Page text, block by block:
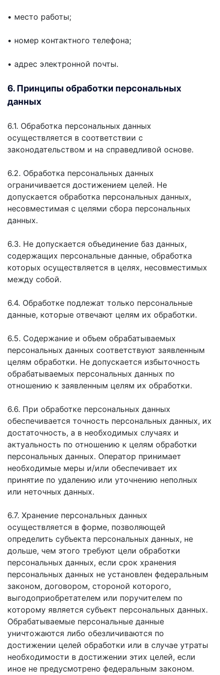
• место работы;
• номер контактного телефона;
• адрес электронной почты.
6. Принципы обработки персональных
данных
6.1. Обработка персональных данных
осуществляется в соответствии с
законодательством и на справедливой основе.
6.2. Обработка персональных данных
ограничивается достижением целей. Не
допускается обработка персональных данных,
несовместимая с целями сбора персональных
данных.
6.3. Не допускается объединение баз данных,
содержащих персональные данные, обработка
которых осуществляется в целях, несовместимых
между собой.
6.4. Обработке подлежат только персональные
данные, которые отвечают целям их обработки.
6.5. Содержание и объем обрабатываемых
персональных данных соответствуют заявленным
целям обработки. Не допускается избыточность
обрабатываемых персональных данных по
отношению к заявленным целям их обработки.
6.6. При обработке персональных данных
обеспечивается точность персональных данных, их
достаточность, а в необходимых случаях и
актуальность по отношению к целям обработки
персональных данных. Оператор принимает
необходимые меры и/или обеспечивает их
принятие по удалению или уточнению неполных
или неточных данных.
6.7. Хранение персональных данных
осуществляется в форме, позволяющей
определить субъекта персональных данных, не
дольше, чем этого требуют цели обработки
персональных данных, если срок хранения
персональных данных не установлен федеральным
законом, договором, стороной которого,
выгодоприобретателем или поручителем по
которому является субъект персональных данных.
Обрабатываемые персональные данные
уничтожаются либо обезличиваются по
достижении целей обработки или в случае утраты
необходимости в достижении этих целей, если
иное не предусмотрено федеральным законом.